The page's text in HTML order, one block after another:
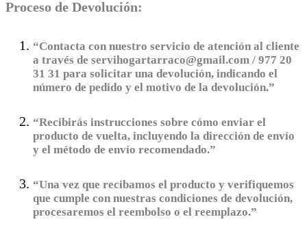
Proceso de Devolución:
“Contacta con nuestro servicio de atención al cliente
a través de servihogartarraco@gmail.com / 977 20
31 31 para solicitar una devolución, indicando el
número de pedido y el motivo de la devolución.”
“Recibirás instrucciones sobre cómo enviar el
producto de vuelta, incluyendo la dirección de envío
y el método de envío recomendado.”
“Una vez que recibamos el producto y verifiquemos
que cumple con nuestras condiciones de devolución,
procesaremos el reembolso o el reemplazo.”